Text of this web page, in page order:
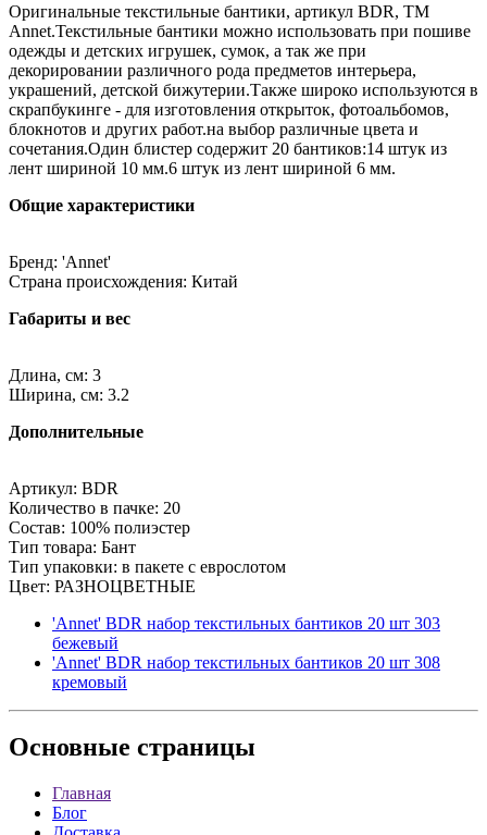
Оригинальные текстильные бантики, артикул BDR, ТМ
Annet.Текстильные бантики можно использовать при пошиве
одежды и детских игрушек, сумок, а так же при
декорировании различного рода предметов интерьера,
украшений, детской бижутерии.Также широко используются в
скрапбукинге - для изготовления открыток, фотоальбомов,
блокнотов и других работ.на выбор различные цвета и
сочетания.Один блистер содержит 20 бантиков:14 штук из
лент шириной 10 мм.6 штук из лент шириной 6 мм.
Общие характеристики
Бренд: 'Annet'
Страна происхождения: Китай
Габариты и вес
Длина, см: 3
Ширина, см: 3.2
Дополнительные
Артикул: BDR
Количество в пачке: 20
Состав: 100% полиэстер
Тип товара: Бант
Тип упаковки: в пакете с еврослотом
Цвет: РАЗНОЦВЕТНЫЕ
'Annet' BDR набор текстильных бантиков 20 шт 303
бежевый
'Annet' BDR набор текстильных бантиков 20 шт 308
кремовый
Основные страницы
Главная
Блог